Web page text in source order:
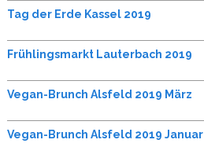
Tag der Erde Kassel 2019
Frühlingsmarkt Lauterbach 2019
Vegan-Brunch Alsfeld 2019 März
Vegan-Brunch Alsfeld 2019 Januar